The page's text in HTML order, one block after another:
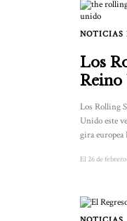
NOTICIAS
Los
Los Rolling
Unido este
gira europea
El 26 de